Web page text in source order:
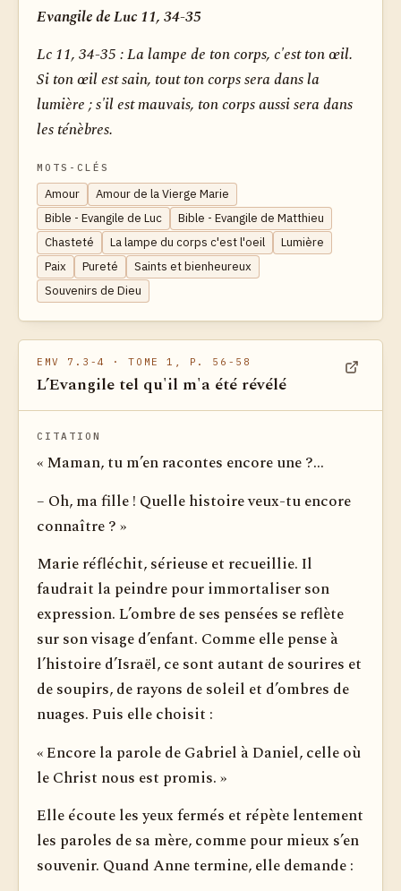
Evangile de Luc 11, 34-35
Lc 11, 34-35 :La lampe de ton corps, c'est ton œil.
Si ton œil est sain, tout ton corps sera dans la
lumière ; s'il est mauvais, ton corps aussi sera dans
les ténèbres.
MOTS-CLÉS
Amour
Amour de la Vierge Marie
Bible - Evangile de Luc
Bible - Evangile de Matthieu
Chasteté
La lampe du corps c'est l'oeil
Lumière
Paix
Pureté
Saints et bienheureux
Souvenirs de Dieu
EMV 7.3-4 · TOME 1, P. 56-58
L’Evangile tel qu'il m'a été révélé
CITATION
« Maman, tu m’en racontes encore une ?...
– Oh, ma fille ! Quelle histoire veux-tu encore
connaître ? »
Marie réfléchit, sérieuse et recueillie. Il
faudrait la peindre pour immortaliser son
expression. L’ombre de ses pensées se reflète
sur son visage d’enfant. Comme elle pense à
l’histoire d’Israël, ce sont autant de sourires et
de soupirs, de rayons de soleil et d’ombres de
nuages. Puis elle choisit :
« Encore la parole de Gabriel à Daniel, celle où
le Christ nous est promis. »
Elle écoute les yeux fermés et répète lentement
les paroles de sa mère, comme pour mieux s’en
souvenir. Quand Anne termine, elle demande :